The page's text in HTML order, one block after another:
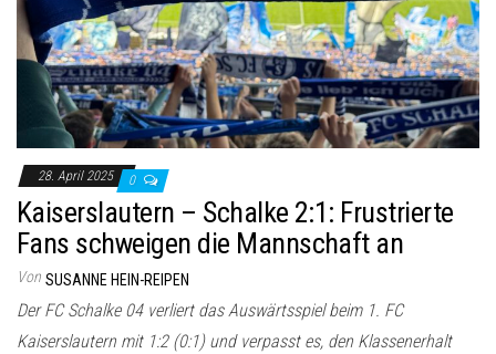
28. April 2025 0
Kaiserslautern – Schalke 2:1: Frustrierte
Fans schweigen die Mannschaft an
Von SUSANNE HEIN-REIPEN
Der FC Schalke 04 verliert das Auswärtsspiel beim 1. FC
Kaiserslautern mit 1:2 (0:1) und verpasst es, den Klassenerhalt